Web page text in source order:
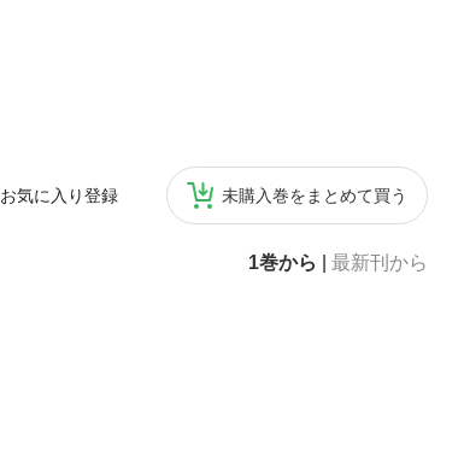
お気に入り登録 未購入巻をまとめて買う
1巻から 最新刊から